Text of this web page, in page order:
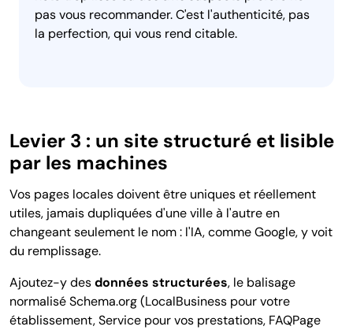
pas vous recommander. C'est l'authenticité, pas
la perfection, qui vous rend citable.
Levier 3 : un site structuré et lisible
par les machines
Vos pages locales doivent être uniques et réellement
utiles, jamais dupliquées d'une ville à l'autre en
changeant seulement le nom : l'IA, comme Google, y voit
du remplissage.
Ajoutez-y desdonnées structurées, le balisage
normalisé Schema.org (LocalBusiness pour votre
établissement, Service pour vos prestations, FAQPage